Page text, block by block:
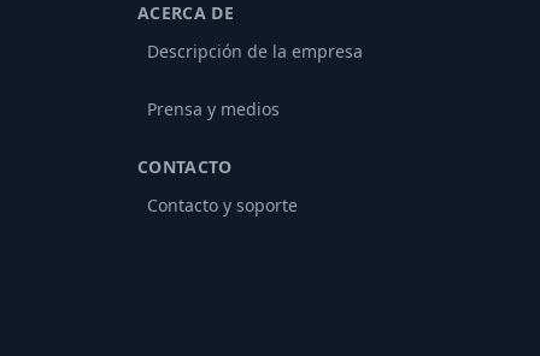
ACERCA DE
Descripción de la empresa
Prensa y medios
CONTACTO
Contacto y soporte